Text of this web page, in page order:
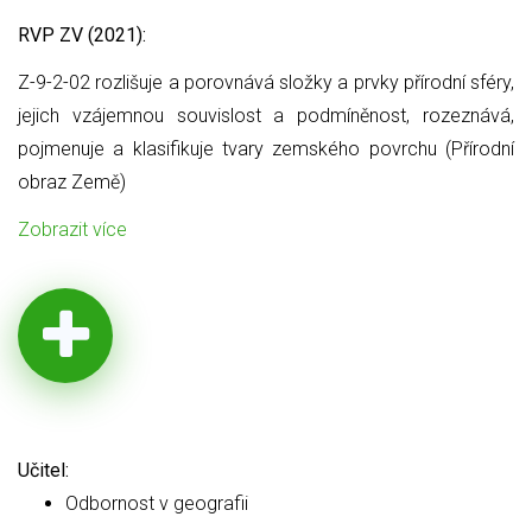
RVP ZV (2021):
Z-9-2-02 rozlišuje a porovnává složky a prvky přírodní sféry,
jejich vzájemnou souvislost a podmíněnost, rozeznává,
pojmenuje a klasifikuje tvary zemského povrchu (Přírodní
obraz Země)
Zobrazit více
Učitel:
Odbornost v geografii